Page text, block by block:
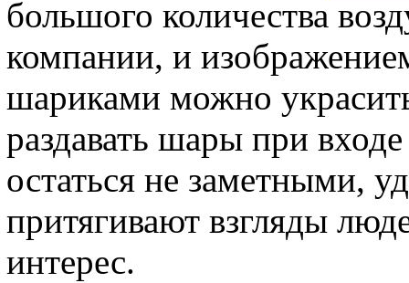
большого количества
компании, и
шариками можно
раздавать шары при
остаться не заметными,
притягивают взгляды
интерес.